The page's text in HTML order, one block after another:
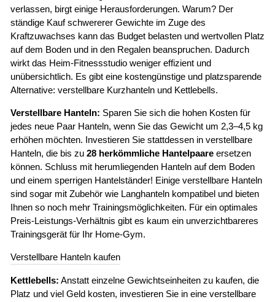
verlassen, birgt einige Herausforderungen. Warum? Der
ständige Kauf schwererer Gewichte im Zuge des
Kraftzuwachses kann das Budget belasten und wertvollen Platz
auf dem Boden und in den Regalen beanspruchen. Dadurch
wirkt das Heim-Fitnessstudio weniger effizient und
unübersichtlich. Es gibt eine kostengünstige und platzsparende
Alternative: verstellbare Kurzhanteln und Kettlebells.
Verstellbare Hanteln: Sparen Sie sich die hohen Kosten für
jedes neue Paar Hanteln, wenn Sie das Gewicht um 2,3–4,5 kg
erhöhen möchten. Investieren Sie stattdessen in verstellbare
Hanteln, die bis zu 28 herkömmliche Hantelpaare ersetzen
können. Schluss mit herumliegenden Hanteln auf dem Boden
und einem sperrigen Hantelständer! Einige verstellbare Hanteln
sind sogar mit Zubehör wie Langhanteln kompatibel und bieten
Ihnen so noch mehr Trainingsmöglichkeiten. Für ein optimales
Preis-Leistungs-Verhältnis gibt es kaum ein unverzichtbareres
Trainingsgerät für Ihr Home-Gym.
Verstellbare Hanteln kaufen
Kettlebells: Anstatt einzelne Gewichtseinheiten zu kaufen, die
Platz und viel Geld kosten, investieren Sie in eine verstellbare